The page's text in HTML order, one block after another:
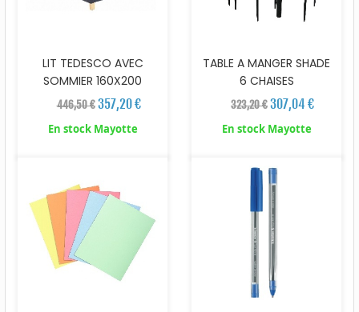
LIT TEDESCO AVEC
SOMMIER 160X200
446,50 € 357,20 €
En stock Mayotte
TABLE A MANGER SHADE
6 CHAISES
323,20 €307,04 €
En stock Mayotte